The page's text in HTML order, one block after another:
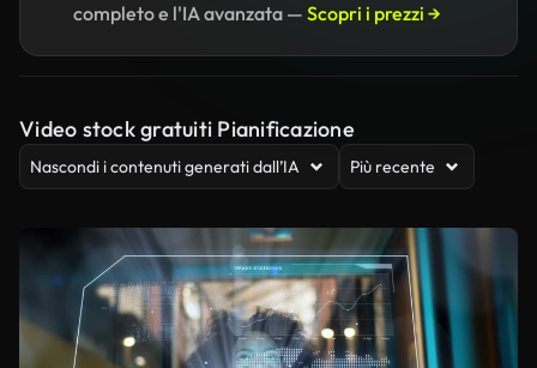
completo e l'IA avanzata — Scopri i prezzi →
Video stock gratuiti Pianificazione
Nascondi i contenuti generati dall’IA Più recente